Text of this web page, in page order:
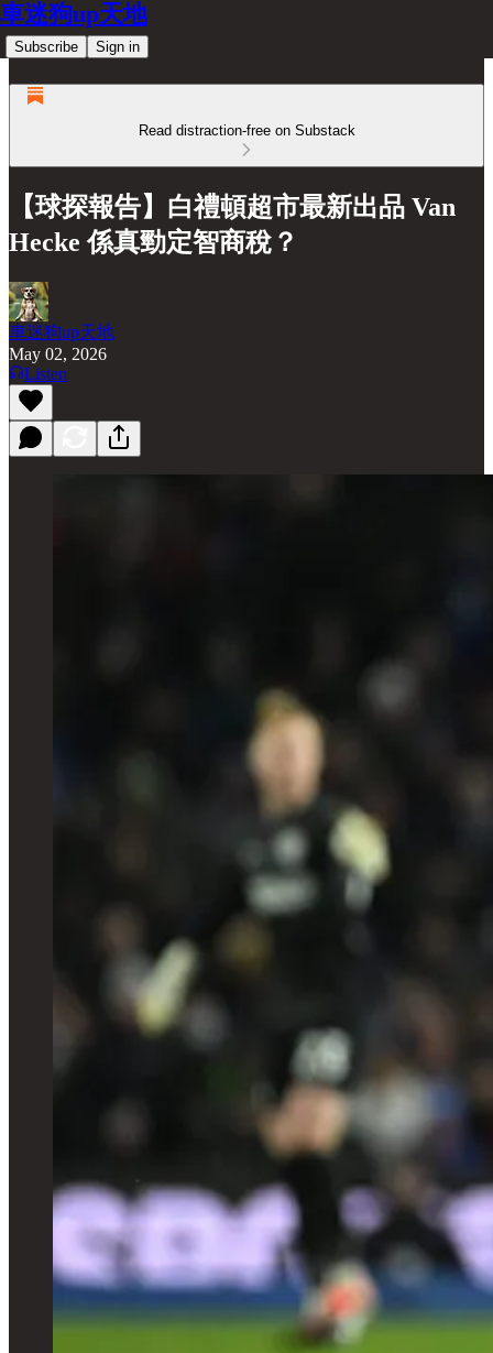
車迷狗up天地
Subscribe Sign in
Read distraction-free on Substack
【球探報告】白禮頓超市最新出品 Van
Hecke 係真勁定智商稅？
車迷狗up天地
May 02, 2026
Listen